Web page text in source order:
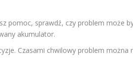
pomoc, sprawdź, czy problem może
akumulator.
Czasami chwilowy problem można